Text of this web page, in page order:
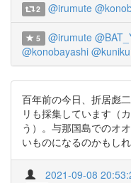
2 @irumute
5 @irumute
@konobayashi
百年前の今日、折居彪
リも採集しています（
う）。与那国島でのオ
いものになるのかもし
2021-09-08